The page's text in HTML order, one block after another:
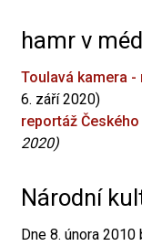
hamr v
Toulavá kamera
6. září 2020)
reportáž
2020)
Národní
Dne 8. února